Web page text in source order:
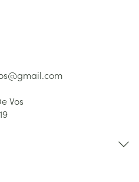
gmail.com
Vos